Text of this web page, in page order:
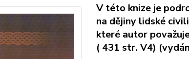
V této knize je
na dějiny lidské
které autor
( 431 str. V4)